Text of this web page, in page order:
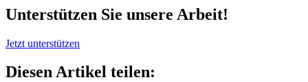
Unterstützen Sie unsere Arbeit!
Jetzt unterstützen
Diesen Artikel teilen: